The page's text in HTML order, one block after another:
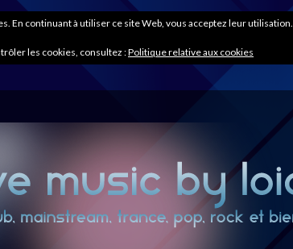
En continuant à utiliser ce site Web, vous acceptez leur utilisation.
les cookies, consultez :Politique relative aux cookies